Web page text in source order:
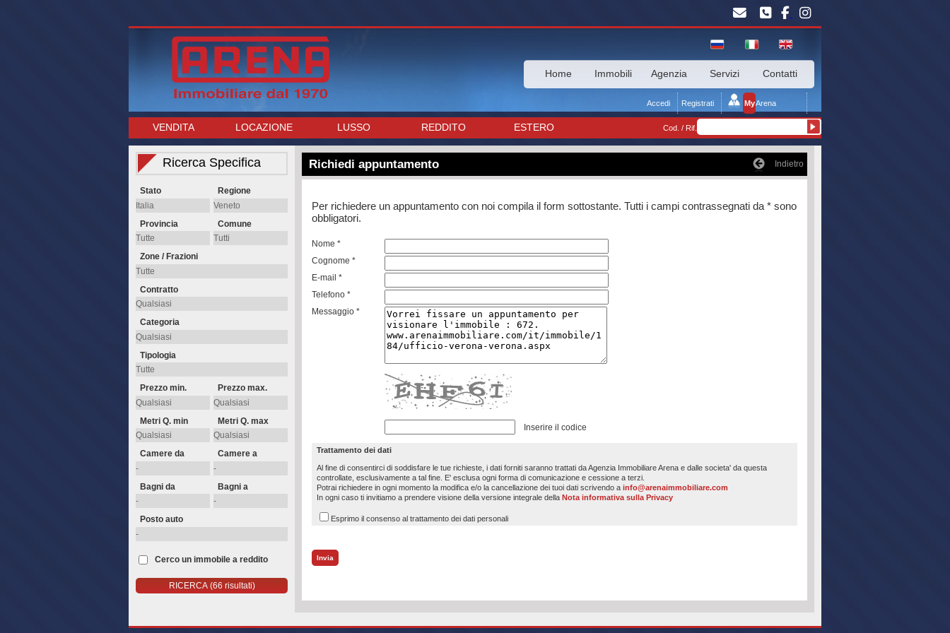
Home Immobili Agenzia Servizi Contatti
MyArena
Registrati
Accedi
VENDITA LOCAZIONE LUSSO REDDITO ESTERO Cod. / Rif.
Ricerca Specifica
Stato Regione
Provincia Comune
Zone / Frazioni
Contratto
Categoria
Tipologia
Prezzo min. Prezzo max.
Metri Q. min Metri Q. max
Camere da Camere a
Bagni da Bagni a
Posto auto
Cerco un immobile a reddito
Richiedi appuntamento Indietro
Per richiedere un appuntamento con noi compila il form sottostante. Tutti i campi contrassegnati da * sono
obbligatori.
Nome *
Cognome *
E-mail *
Telefono *
Messaggio *
Inserire il codice
Trattamento dei dati
Al fine di consentirci di soddisfare le tue richieste, i dati forniti saranno trattati da Agenzia Immobiliare Arena e dalle societa' da questa
controllate, esclusivamente a tal fine. E' esclusa ogni forma di comunicazione e cessione a terzi.
Potrai richiedere in ogni momento la modifica e/o la cancellazione dei tuoi dati scrivendo ainfo@arenaimmobiliare.com
In ogni caso ti invitiamo a prendere visione della versione integrale dellaNota informativa sulla Privacy
Esprimo il consenso al trattamento dei dati personali